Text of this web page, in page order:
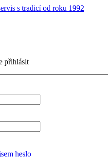
s tradicí od roku 1992
přihlásit
heslo